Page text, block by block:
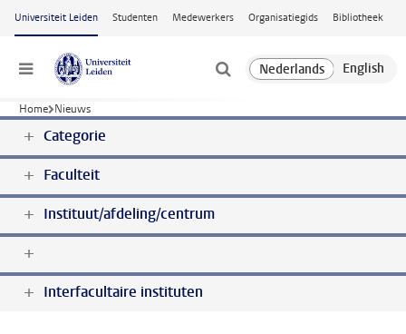
Ga naar hoofdinhoud
Universiteit Leiden Studenten Medewerkers Organisatiegids Bibliotheek
Menu
Home Nieuws
Categorie
Faculteit
Instituut/afdeling/centrum
Interfacultaire instituten